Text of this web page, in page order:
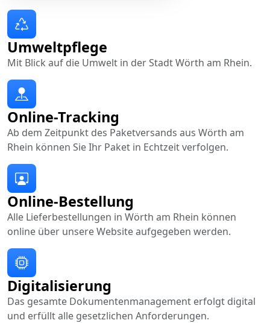
Online-Bestellung
Alle Lieferbestellungen in Wörth am Rhein können
online über unsere Website aufgegeben werden.
Online-Tracking
Ab dem Zeitpunkt des Paketversands aus Wörth am
Rhein können Sie Ihr Paket in Echtzeit verfolgen.
Digitalisierung
Das gesamte Dokumentenmanagement erfolgt digital
und erfüllt alle gesetzlichen Anforderungen.
Umweltpflege
Mit Blick auf die Umwelt in der Stadt Wörth am Rhein.